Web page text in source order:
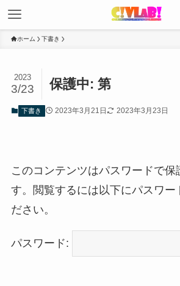
ホーム 下書き
保護中: 第
2023
3/23
下書き 2023年3月21日 2023年3月23日
このコンテンツはパスワードで保
す。閲覧するには以下にパスワー
ださい。
パスワード: